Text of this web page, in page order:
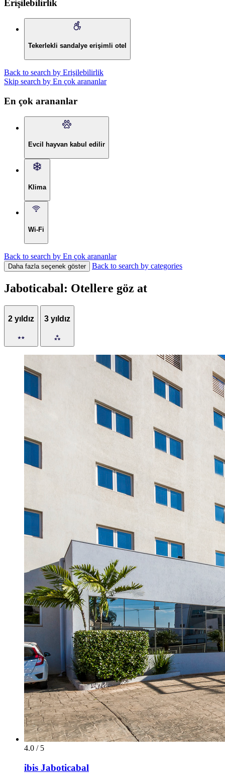
Erişilebilirlik
Tekerlekli sandalye erişimli otel
Back to search by Erişilebilirlik
Skip search by En çok arananlar
En çok arananlar
Evcil hayvan kabul edilir
Klima
Wi-Fi
Back to search by En çok arananlar
Daha fazla seçenek göster Back to search by categories
Jaboticabal: Otellere göz at
2 yıldız 3 yıldız
4.0 / 5
ibis Jaboticabal